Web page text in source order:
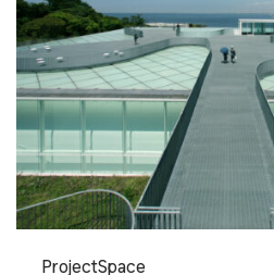
ProjectSpace